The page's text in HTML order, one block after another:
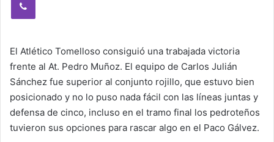
El Atlético Tomelloso consiguió una trabajada victoria
frente al At. Pedro Muñoz. El equipo de Carlos Julián
Sánchez fue superior al conjunto rojillo, que estuvo bien
posicionado y no lo puso nada fácil con las líneas juntas y
defensa de cinco, incluso en el tramo final los pedroteños
tuvieron sus opciones para rascar algo en el Paco Gálvez.